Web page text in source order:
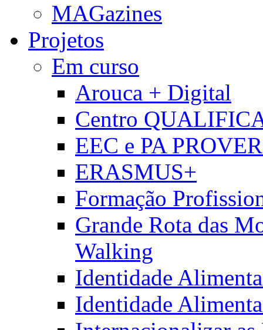
MAGazines
Projetos
Em curso
Arouca + Digital
Centro
EEC e PA
ERASMUS+
Formação
Grande Rota das
Walking
Identidade
Identidade